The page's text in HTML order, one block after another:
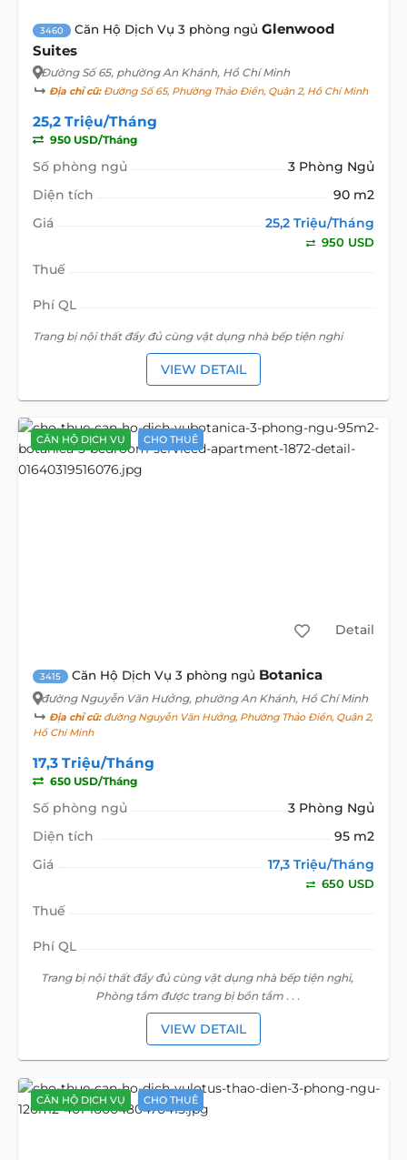
3460 Căn Hộ Dịch Vụ 3 phòng ngủ Glenwood
Suites
Đường Số 65, phường An Khánh, Hồ Chí Minh
Địa chỉ cũ:Đường Số 65, Phường Thảo Điền, Quận 2, Hồ Chí Minh
25,2 Triệu/Tháng
950 USD/Tháng
Số phòng ngủ
3 Phòng Ngủ
Diện tích
90 m2
Giá
25,2 Triệu/Tháng
950 USD
Thuế
Phí QL
Trang bị nội thất đầy đủ cùng vật dụng nhà bếp tiện nghi
VIEW DETAIL
CĂN HỘ DỊCH VỤ CHO THUÊ
Detail
3415 Căn Hộ Dịch Vụ 3 phòng ngủ Botanica
đường Nguyễn Văn Hưởng, phường An Khánh, Hồ Chí Minh
Địa chỉ cũ:đường Nguyễn Văn Hưởng, Phường Thảo Điền, Quận 2,
Hồ Chí Minh
17,3 Triệu/Tháng
650 USD/Tháng
Số phòng ngủ
3 Phòng Ngủ
Diện tích
95 m2
Giá
17,3 Triệu/Tháng
650 USD
Thuế
Phí QL
Trang bị nội thất đầy đủ cùng vật dụng nhà bếp tiện nghi,
Phòng tắm được trang bị bồn tắm . . .
VIEW DETAIL
CĂN HỘ DỊCH VỤ CHO THUÊ